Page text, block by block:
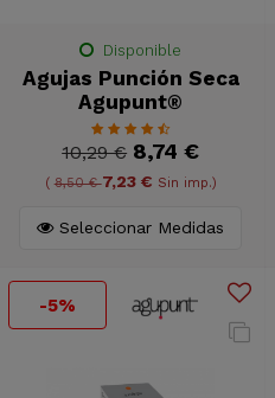
Disponible
Agujas Punción Seca
Agupunt®
10,29 € 8,74 €
(8,50 €7,23 € Sin imp.)
Seleccionar Medidas
-5%